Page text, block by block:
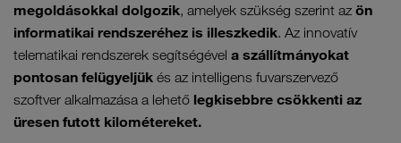
megoldásokkal dolgozik, amelyek szükség szerint az ön
informatikai rendszeréhez is illeszkedik. Az innovatív
telematikai rendszerek segítségével a szállítmányokat
pontosan felügyeljük és az intelligens fuvarszervező
szoftver alkalmazása a lehető legkisebbre csökkenti az
üresen futott kilométereket.